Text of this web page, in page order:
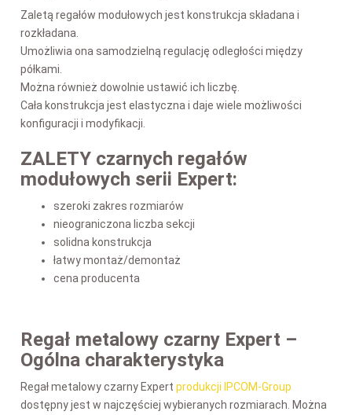
Zaletą regałów modułowych jest konstrukcja składana i
rozkładana.
Umożliwia ona samodzielną regulację odległości między
półkami.
Można również dowolnie ustawić ich liczbę.
Cała konstrukcja jest elastyczna i daje wiele możliwości
konfiguracji i modyfikacji.
ZALETY czarnych regałów
modułowych serii Expert:
szeroki zakres rozmiarów
nieograniczona liczba sekcji
solidna konstrukcja
łatwy montaż/demontaż
cena producenta
Regał metalowy czarny Expert –
Ogólna charakterystyka
Regał metalowy czarny Expert produkcji IPCOM-Group
dostępny jest w najczęściej wybieranych rozmiarach. Można